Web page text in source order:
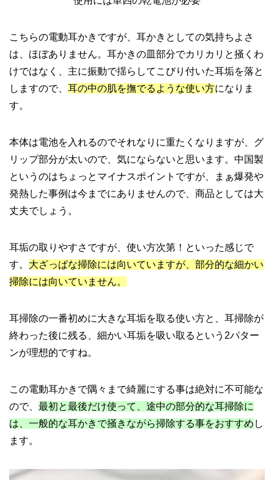
こちらの電動耳かきですが、耳かきとしての気持ちよさ
は、ほぼありません。耳かきの皿部分でカリカリと掻くわ
けではなく、主に振動で揺らしてこびり付いた耳垢を落と
しますので、 耳の中の肌を撫でるような使い方になりま
す。
本体は電池を入れるのでそれなりに重たくなりますが、グ
リップ部分が太いので、気にならないと思います。中国製
というのはちょっとマイナスポイントですが、まぁ爆発や
発熱した事例は今までにありませんので、商品としては大
丈夫でしょう。
耳垢の取りやすさですが、使い方次第！といった感じで
す。 大ざっぱな掃除には向いていますが、部分的な細かい
掃除には向いていません。
耳掃除の一番初めに大きな耳垢を取る使い方と、耳掃除が
終わった後に残る、細かい耳垢を吸い取るという2パター
ンが理想的ですね。
この電動耳かきで隅々まで綺麗にする事は絶対に不可能な
ので、 最初と最後だけ使って、途中の部分的な耳掃除に
は、一般的な耳かきで掻きながら掃除する事をおすすめ し
ます。